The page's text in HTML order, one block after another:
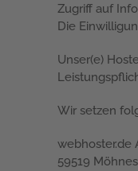
Zugriff auf
Die
Unser(e)
Wir setzen
webhoster.de
59519